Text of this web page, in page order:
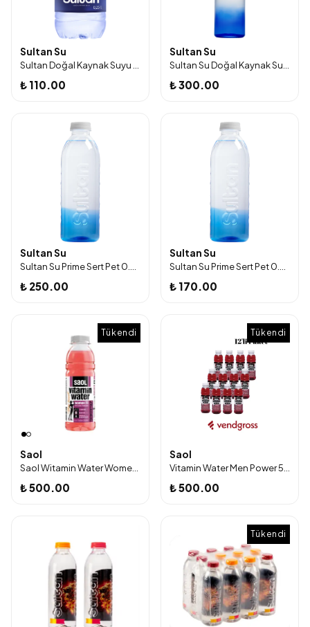
Sultan Su
₺ 110.00
Sultan Su
₺ 300.00
Sultan Su
₺ 250.00
Sultan Su
₺ 170.00
Tükendi Tükendi
Saol
₺ 500.00
Tükendi
Saol
₺ 500.00
Tükendi